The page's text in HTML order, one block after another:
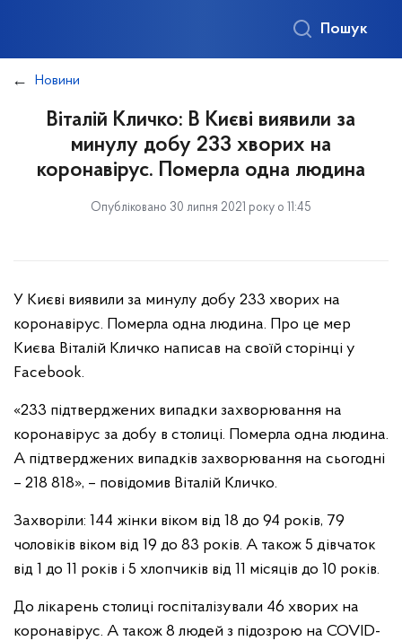
Пошук
Новини
Віталій Кличко: В Києві виявили за
минулу добу 233 хворих на
коронавірус. Померла одна людина
Опубліковано 30 липня 2021 року о 11:45
У Києві виявили за минулу добу 233 хворих на
коронавірус. Померла одна людина. Про це мер
Києва Віталій Кличко написав на своїй сторінці у
Facebook.
«233 підтверджених випадки захворювання на
коронавірус за добу в столиці. Померла одна людина.
А підтверджених випадків захворювання на сьогодні
– 218 818», – повідомив Віталій Кличко.
Захворіли: 144 жінки віком від 18 до 94 років, 79
чоловіків віком від 19 до 83 років. А також 5 дівчаток
від 1 до 11 років і 5 хлопчиків від 11 місяців до 10 років.
До лікарень столиці госпіталізували 46 хворих на
коронавірус. А також 8 людей з підозрою на COVID-